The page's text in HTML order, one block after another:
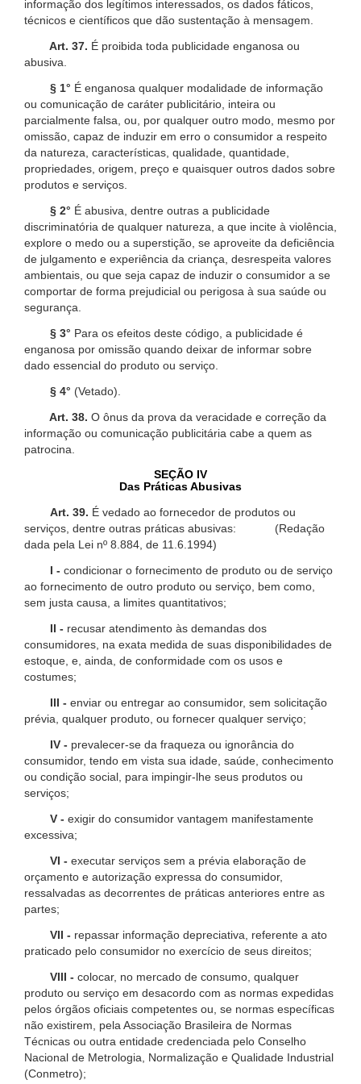
informação dos legítimos interessados, os dados fáticos,
técnicos e científicos que dão sustentação à mensagem.
Art. 37. É proibida toda publicidade enganosa ou
abusiva.
§ 1° É enganosa qualquer modalidade de informação
ou comunicação de caráter publicitário, inteira ou
parcialmente falsa, ou, por qualquer outro modo, mesmo por
omissão, capaz de induzir em erro o consumidor a respeito
da natureza, características, qualidade, quantidade,
propriedades, origem, preço e quaisquer outros dados sobre
produtos e serviços.
§ 2° É abusiva, dentre outras a publicidade
discriminatória de qualquer natureza, a que incite à violência,
explore o medo ou a superstição, se aproveite da deficiência
de julgamento e experiência da criança, desrespeita valores
ambientais, ou que seja capaz de induzir o consumidor a se
comportar de forma prejudicial ou perigosa à sua saúde ou
segurança.
§ 3° Para os efeitos deste código, a publicidade é
enganosa por omissão quando deixar de informar sobre
dado essencial do produto ou serviço.
§ 4° (Vetado).
Art. 38. O ônus da prova da veracidade e correção da
informação ou comunicação publicitária cabe a quem as
patrocina.
SEÇÃO IV
Das Práticas Abusivas
Art. 39. É vedado ao fornecedor de produtos ou
serviços, dentre outras práticas abusivas: (Redação
dada pela Lei nº 8.884, de 11.6.1994)
I - condicionar o fornecimento de produto ou de serviço
ao fornecimento de outro produto ou serviço, bem como,
sem justa causa, a limites quantitativos;
II - recusar atendimento às demandas dos
consumidores, na exata medida de suas disponibilidades de
estoque, e, ainda, de conformidade com os usos e
costumes;
III - enviar ou entregar ao consumidor, sem solicitação
prévia, qualquer produto, ou fornecer qualquer serviço;
IV - prevalecer-se da fraqueza ou ignorância do
consumidor, tendo em vista sua idade, saúde, conhecimento
ou condição social, para impingir-lhe seus produtos ou
serviços;
V - exigir do consumidor vantagem manifestamente
excessiva;
VI - executar serviços sem a prévia elaboração de
orçamento e autorização expressa do consumidor,
ressalvadas as decorrentes de práticas anteriores entre as
partes;
VII - repassar informação depreciativa, referente a ato
praticado pelo consumidor no exercício de seus direitos;
VIII - colocar, no mercado de consumo, qualquer
produto ou serviço em desacordo com as normas expedidas
pelos órgãos oficiais competentes ou, se normas específicas
não existirem, pela Associação Brasileira de Normas
Técnicas ou outra entidade credenciada pelo Conselho
Nacional de Metrologia, Normalização e Qualidade Industrial
(Conmetro);